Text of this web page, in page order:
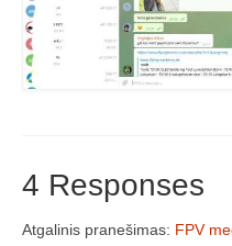
Trasos schema
Media
2016-3
4 Responses
Atgalinis pranešimas: FPV